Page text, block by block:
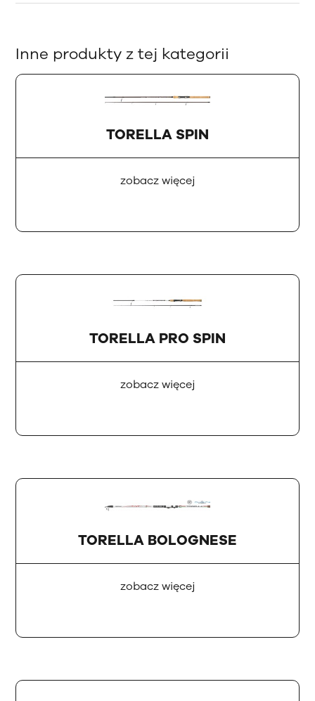
Inne produkty z tej kategorii
TORELLA SPIN
zobacz więcej
TORELLA PRO SPIN
zobacz więcej
TORELLA BOLOGNESE
zobacz więcej